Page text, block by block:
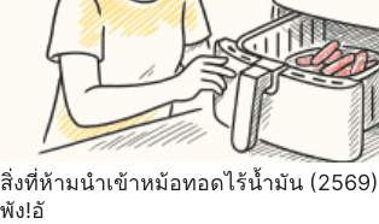
สิ่งที่ห้ามนำเข้าหม้อทอดไร้น้ำมัน
พัง!อั